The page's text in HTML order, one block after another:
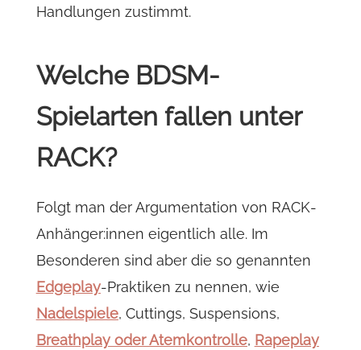
Handlungen zustimmt.
Welche BDSM-
Spielarten fallen unter
RACK?
Folgt man der Argumentation von RACK-
Anhänger:innen eigentlich alle. Im
Besonderen sind aber die so genannten
Edgeplay-Praktiken zu nennen, wie
Nadelspiele, Cuttings, Suspensions,
Breathplay oder Atemkontrolle, Rapeplay